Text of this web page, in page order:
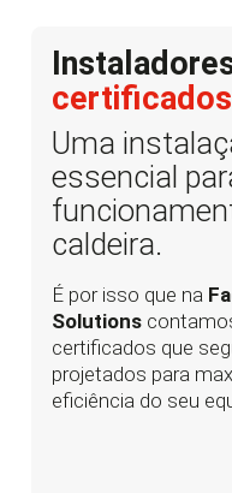
certificados
Uma
essencial
caldeira.
É por isso que na
Solutions
certificados que
projetados para
eficiência do seu